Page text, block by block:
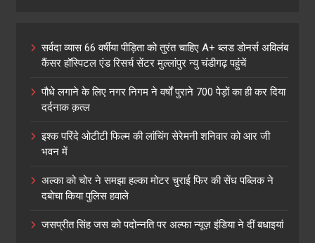
सर्वदा व्यास 66 वर्षीया पीड़िता को तुरंत चाहिए A+ ब्लड डोनर्स अविलंब
कैंसर हॉस्पिटल एंड रिसर्च सेंटर मुल्लांपुर न्यु चंडीगढ़ पहुंचें
पौधे लगाने के लिए नगर निगम ने वर्षों पुराने 700 पेड़ों का ही कर दिया
दर्दनाक क़त्ल
इश्क परिंदे ओटीटी फिल्म की लांचिंग सेरेमनी शनिवार को आर जी
भवन में
अल्का को चोर ने समझा हल्का मोटर चुराई फिर की सेंध पब्लिक ने
दबोचा किया पुलिस हवाले
जसप्रीत सिंह जस को पदोन्नति पर अल्फा न्यूज़ इंडिया ने दीं बधाइयां